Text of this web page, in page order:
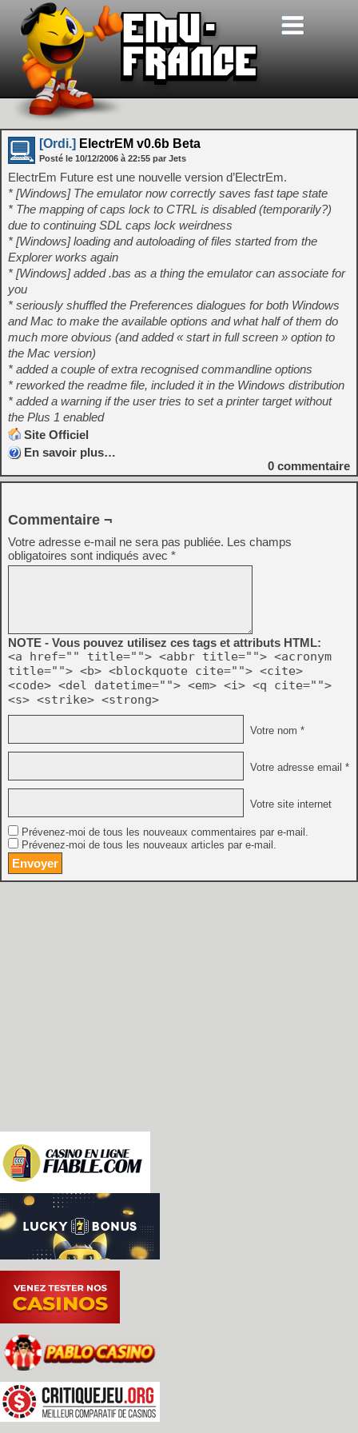
[Ordi.] ElectrEM v0.6b Beta
Posté le 10/12/2006 à 22:55 par Jets
ElectrEm Future est une nouvelle version d’ElectrEm.
* [Windows] The emulator now correctly saves fast tape state
* The mapping of caps lock to CTRL is disabled (temporarily?)
due to continuing SDL caps lock weirdness
* [Windows] loading and autoloading of files started from the
Explorer works again
* [Windows] added .bas as a thing the emulator can associate for
you
* seriously shuffled the Preferences dialogues for both Windows
and Mac to make the available options and what half of them do
much more obvious (and added « start in full screen » option to
the Mac version)
* added a couple of extra recognised commandline options
* reworked the readme file, included it in the Windows distribution
* added a warning if the user tries to set a printer target without
the Plus 1 enabled
Site Officiel
En savoir plus…
0 commentaire
Commentaire ¬
Votre adresse e-mail ne sera pas publiée. Les champs
obligatoires sont indiqués avec *
NOTE - Vous pouvez utilisez ces tags et attributs HTML:
<a href="" title=""> <abbr title=""> <acronym
title=""> <b> <blockquote cite=""> <cite>
<code> <del datetime=""> <em> <i> <q cite="">
<s> <strike> <strong>
Votre nom *
Votre adresse email *
Votre site internet
Prévenez-moi de tous les nouveaux commentaires par e-mail.
Prévenez-moi de tous les nouveaux articles par e-mail.